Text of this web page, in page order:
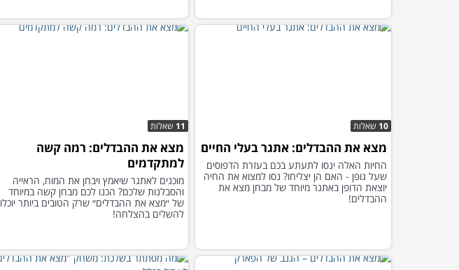
10 שאלות
מצא את ההבדלים: אתגר בעלי החיים
החיות האלה ינסו לתעתע בכם בעזרת הדפוסים
שעל גופן - האם הן יצליחו? נסו למצוא את החיה
יוצאת הדופן באתגר מיוחד של מבחן מצא את
ההבדלים!
11 שאלות
מצא את ההבדלים: רמה קשה
למתקדמים
מוכנים לאתגר שיאמץ ויבחן את המוח, הראייה
והסבלנות שלכם? הכנו לכם מבחן קשה במיוחד
של ״מצא את ההבדלים״ שרק הטובים ביותר יוכלו
להשלים בהצלחה!